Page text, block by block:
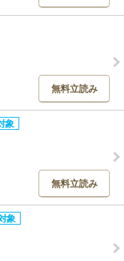
無料立読み
無料立読み